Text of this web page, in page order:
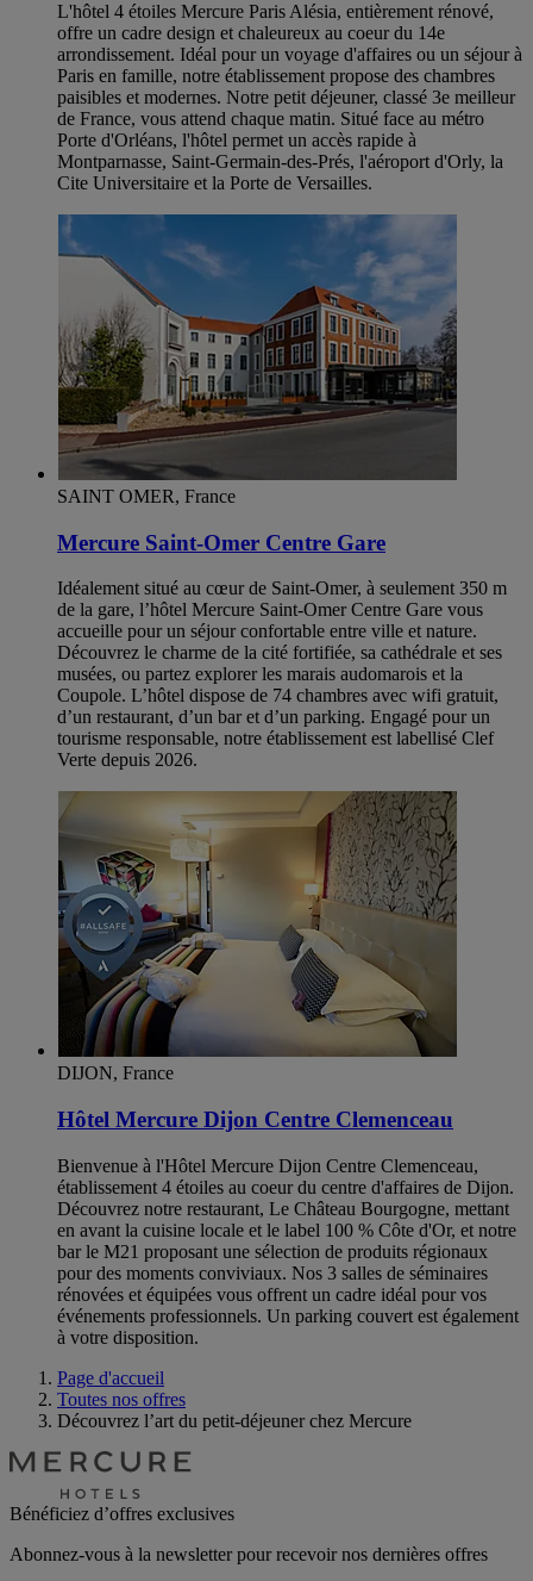
L'hôtel 4 étoiles Mercure Paris Alésia, entièrement rénové,
offre un cadre design et chaleureux au coeur du 14e
arrondissement. Idéal pour un voyage d'affaires ou un séjour à
Paris en famille, notre établissement propose des chambres
paisibles et modernes. Notre petit déjeuner, classé 3e meilleur
de France, vous attend chaque matin. Situé face au métro
Porte d'Orléans, l'hôtel permet un accès rapide à
Montparnasse, Saint-Germain-des-Prés, l'aéroport d'Orly, la
Cite Universitaire et la Porte de Versailles.
SAINT OMER, France
Mercure Saint-Omer Centre Gare
Idéalement situé au cœur de Saint-Omer, à seulement 350 m
de la gare, l’hôtel Mercure Saint-Omer Centre Gare vous
accueille pour un séjour confortable entre ville et nature.
Découvrez le charme de la cité fortifiée, sa cathédrale et ses
musées, ou partez explorer les marais audomarois et la
Coupole. L’hôtel dispose de 74 chambres avec wifi gratuit,
d’un restaurant, d’un bar et d’un parking. Engagé pour un
tourisme responsable, notre établissement est labellisé Clef
Verte depuis 2026.
DIJON, France
Hôtel Mercure Dijon Centre Clemenceau
Bienvenue à l'Hôtel Mercure Dijon Centre Clemenceau,
établissement 4 étoiles au coeur du centre d'affaires de Dijon.
Découvrez notre restaurant, Le Château Bourgogne, mettant
en avant la cuisine locale et le label 100 % Côte d'Or, et notre
bar le M21 proposant une sélection de produits régionaux
pour des moments conviviaux. Nos 3 salles de séminaires
rénovées et équipées vous offrent un cadre idéal pour vos
événements professionnels. Un parking couvert est également
à votre disposition.
Page d'accueil
Toutes nos offres
Découvrez l’art du petit-déjeuner chez Mercure
Bénéficiez d’offres exclusives
Abonnez-vous à la newsletter pour recevoir nos dernières offres